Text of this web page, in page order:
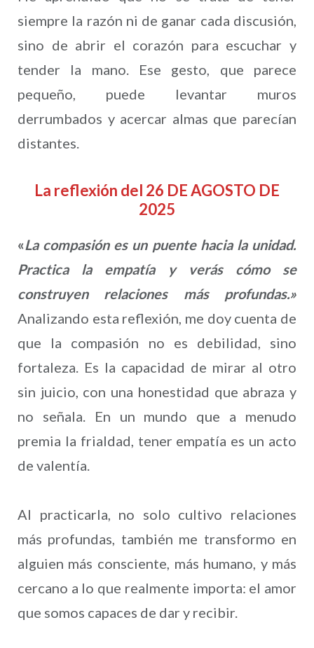
siempre la razón ni de ganar cada discusión,
sino de abrir el corazón para escuchar y
tender la mano. Ese gesto, que parece
pequeño, puede levantar muros
derrumbados y acercar almas que parecían
distantes.
La reflexión del 26 DE AGOSTO DE
2025
«La compasión es un puente hacia la unidad.
Practica la empatía y verás cómo se
construyen relaciones más profundas.»
Analizando esta reflexión, me doy cuenta de
que la compasión no es debilidad, sino
fortaleza. Es la capacidad de mirar al otro
sin juicio, con una honestidad que abraza y
no señala. En un mundo que a menudo
premia la frialdad, tener empatía es un acto
de valentía.
Al practicarla, no solo cultivo relaciones
más profundas, también me transformo en
alguien más consciente, más humano, y más
cercano a lo que realmente importa: el amor
que somos capaces de dar y recibir.